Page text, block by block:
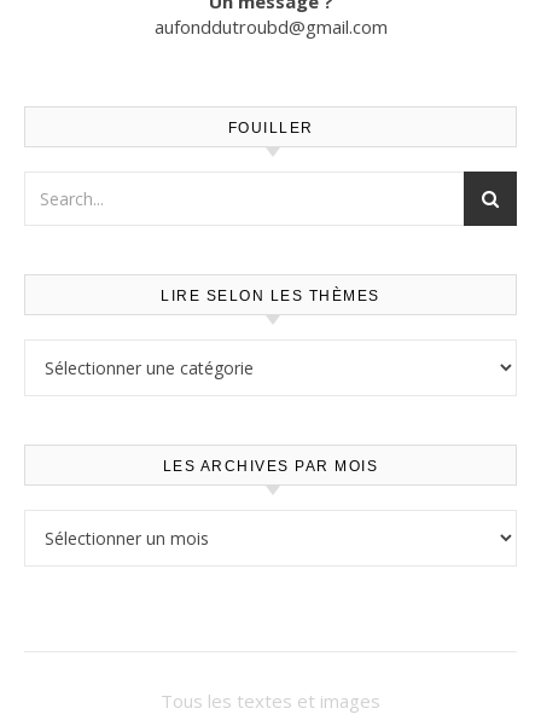
aufonddutroubd@gmail.com
FOUILLER
LIRE SELON LES THÈMES
LES ARCHIVES PAR MOIS
Tous les textes et images